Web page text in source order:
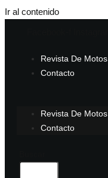
Ir al contenido
Revista De Motos
Contacto
Revista De Motos
Contacto